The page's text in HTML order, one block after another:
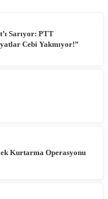
Sarıyor: PTT
Cebi Yakmıyor!”
Kurtarma Operasyonu